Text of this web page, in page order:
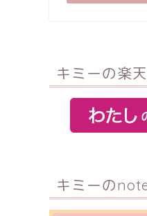
キミーの楽
キミーの